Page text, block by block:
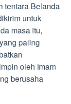
tentara Belanda
untuk
masa itu,
paling
oleh Imam
berusaha